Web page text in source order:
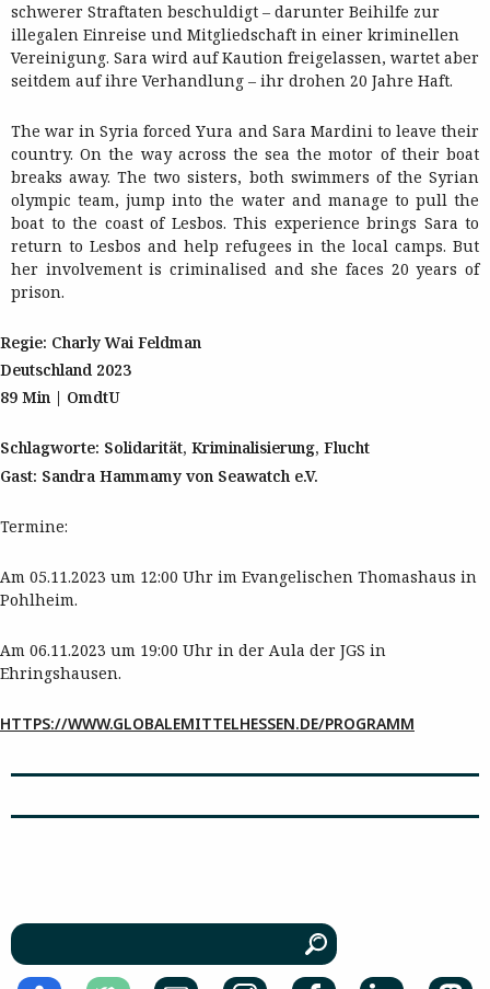
schwerer Straftaten beschuldigt – darunter Beihilfe zur
illegalen Einreise und Mitgliedschaft in einer kriminellen
Vereinigung. Sara wird auf Kaution freigelassen, wartet aber
seitdem auf ihre Verhandlung – ihr drohen 20 Jahre Haft.
The war in Syria forced Yura and Sara Mardini to leave their
country. On the way across the sea the motor of their boat
breaks away. The two sisters, both swimmers of the Syrian
olympic team, jump into the water and manage to pull the
boat to the coast of Lesbos. This experience brings Sara to
return to Lesbos and help refugees in the local camps. But
her involvement is criminalised and she faces 20 years of
prison.
Regie: Charly Wai Feldman
Deutschland 2023
89 Min | OmdtU
Schlagworte: Solidarität, Kriminalisierung, Flucht
Gast: Sandra Hammamy von Seawatch e.V.
Termine:
Am 05.11.2023 um 12:00 Uhr im Evangelischen Thomashaus in
Pohlheim.
Am 06.11.2023 um 19:00 Uhr in der Aula der JGS in
Ehringshausen.
HTTPS://WWW.GLOBALEMITTELHESSEN.DE/PROGRAMM